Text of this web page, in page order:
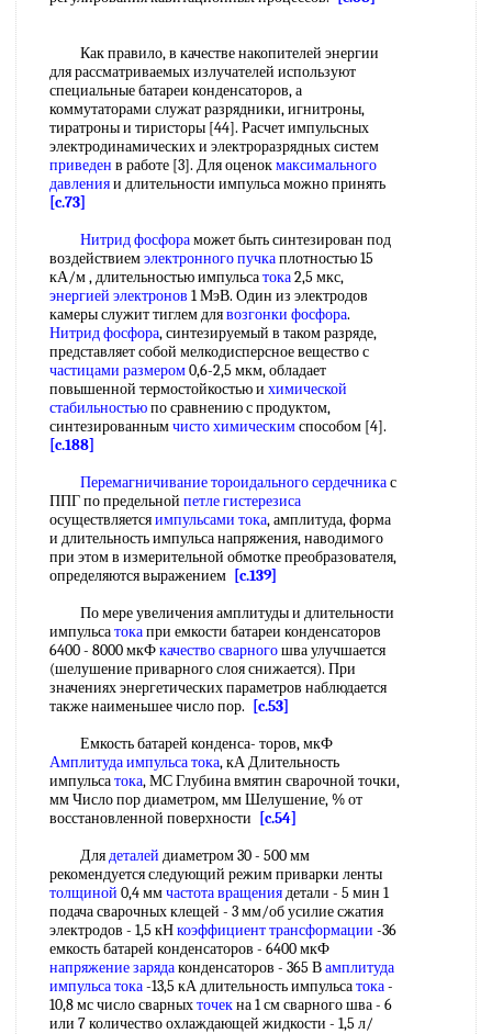
Как правило, в качестве накопителей энергии
для рассматриваемых излучателей используют
специальные батареи конденсаторов, а
коммутаторами служат разрядники, игнитроны,
тиратроны и тиристоры [44]. Расчет импульсных
электродинамических и электроразрядных систем
приведен в работе [3]. Для оценокмаксимального
давленияи длительности импульса можно принять
[c.73]
Нитрид фосфораможет быть синтезирован под
воздействиемэлектронного пучкаплотностью 15
кА/м , длительностью импульсатока2,5 мкс,
энергией электронов 1 МэВ. Один из электродов
камеры служит тиглем длявозгонки фосфора.
Нитрид фосфора, синтезируемый в таком разряде,
представляет собой мелкодисперсное вещество с
частицами размером0,6-2,5 мкм, обладает
повышенной термостойкостью и химической
стабильностьюпо сравнению с продуктом,
синтезированнымчисто химическимспособом [4].
[c.188]
Перемагничиваниетороидального сердечникас
ППГ по предельной петле гистерезиса
осуществляетсяимпульсами тока, амплитуда, форма
и длительность импульса напряжения, наводимого
при этом в измерительной обмотке преобразователя,
определяются выражением [c.139]
По мере увеличения амплитуды и длительности
импульсатокапри емкости батареи конденсаторов
6400 - 8000 мкФкачество сварногошва улучшается
(шелушение приварного слоя снижается). При
значениях энергетических параметров наблюдается
также наименьшее число пор.
[c.53]
Емкость батарей конденса- торов, мкФ
Амплитуда импульсатока, кА Длительность
импульсатока, МС Глубина вмятин сварочной точки,
мм Число пор диаметром, мм Шелушение, % от
восстановленной поверхности
[c.54]
Длядеталей диаметром 30 - 500 мм
рекомендуется следующий режим приварки ленты
толщиной 0,4 ммчастота вращениядетали - 5 мин 1
подача сварочных клещей - 3 мм/об усилие сжатия
электродов - 1,5 кНкоэффициент трансформации -36
емкость батарей конденсаторов - 6400 мкФ
напряжение зарядаконденсаторов - 365 Вамплитуда
импульсатока-13,5 кА длительность импульсатока-
10,8 мс число сварныхточекна 1 см сварного шва - 6
или 7 количество охлаждающей жидкости - 1,5 л/